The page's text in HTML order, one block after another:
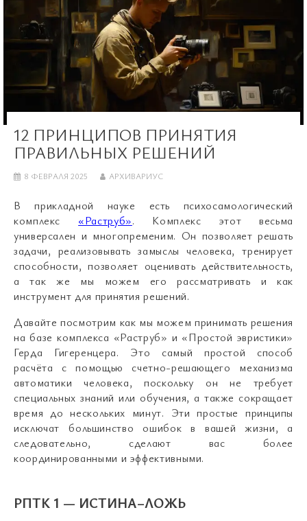
12 ПРИНЦИПОВ ПРИНЯТИЯ
ПРАВИЛЬНЫХ РЕШЕНИЙ
8 ФЕВРАЛЯ 2025 АРХИВАРИУС
В прикладной науке есть психосамологический
комплекс«Раструб». Комплекс этот весьма
универсален и многопременим. Он позволяет решать
задачи, реализовывать замыслы человека, тренирует
способности, позволяет оценивать действительность,
а так же мы можем его рассматривать и как
инструмент для принятия решений.
Давайте посмотрим как мы можем принимать решения
на базе комплекса «Раструб» и «Простой эвристики»
Герда Гигеренцера. Это самый простой способ
расчёта с помощью счетно-решающего механизма
автоматики человека, поскольку он не требует
специальных знаний или обучения, а также сокращает
время до нескольких минут. Эти простые принципы
исключат большинство ошибок в вашей жизни, а
следовательно, сделают вас более
координированными и эффективными.
РПТК 1 — ИСТИНА–ЛОЖЬ